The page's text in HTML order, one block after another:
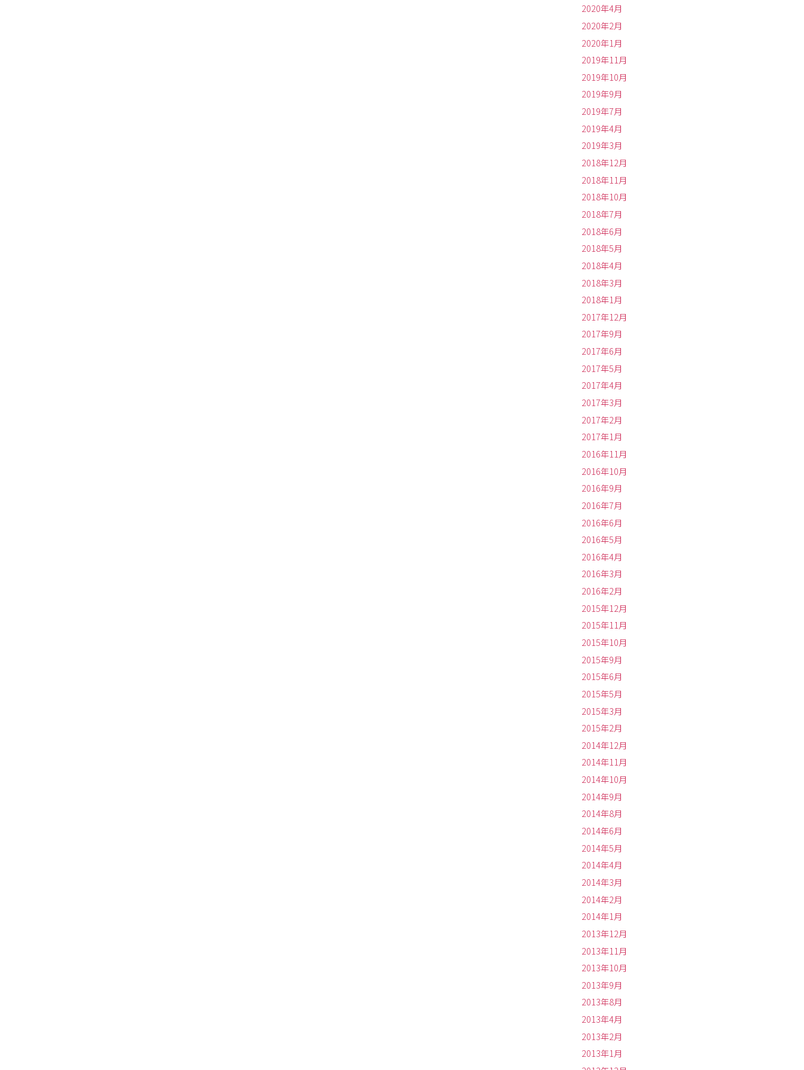
2020年4月
2020年2月
2020年1月
2019年11月
2019年10月
2019年9月
2019年7月
2019年4月
2019年3月
2018年12月
2018年11月
2018年10月
2018年7月
2018年6月
2018年5月
2018年4月
2018年3月
2018年1月
2017年12月
2017年9月
2017年6月
2017年5月
2017年4月
2017年3月
2017年2月
2017年1月
2016年11月
2016年10月
2016年9月
2016年7月
2016年6月
2016年5月
2016年4月
2016年3月
2016年2月
2015年12月
2015年11月
2015年10月
2015年9月
2015年6月
2015年5月
2015年3月
2015年2月
2014年12月
2014年11月
2014年10月
2014年9月
2014年8月
2014年6月
2014年5月
2014年4月
2014年3月
2014年2月
2014年1月
2013年12月
2013年11月
2013年10月
2013年9月
2013年8月
2013年4月
2013年2月
2013年1月